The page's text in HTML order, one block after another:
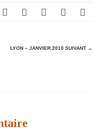
LYON – JANVIER 2010 SUIVANT →